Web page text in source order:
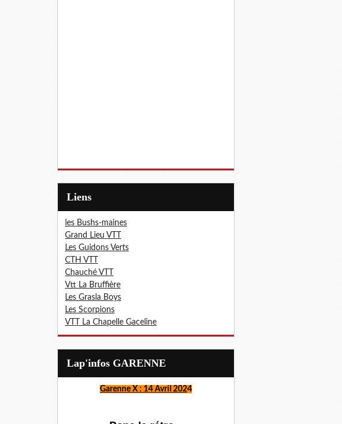
Liens
les Bushs-maines
Grand Lieu VTT
Les Guidons Verts
CTH VTT
Chauché VTT
Vtt La Bruffière
Les Grasla Boys
Les Scorpions
VTT La Chapelle Gaceline
Lap'infos GARENNE
Garenne X : 14 Avril 2024